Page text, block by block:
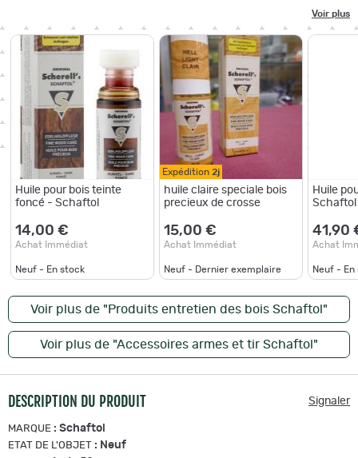
Voir plus
Huile pour bois teinte
foncé - Schaftol
14,00 €
Achat Immédiat
Neuf - En stock
Expédition 2j
huile claire speciale bois
precieux de crosse
15,00 €
Achat Immédiat
Neuf - Dernier exemplaire
Huile
Schaftol
41,90
Achat
Neuf - En
Voir plus de "Produits entretien des bois Schaftol"
Voir plus de "Accessoires armes et tir Schaftol"
DESCRIPTION DU PRODUIT Signaler
MARQUE : Schaftol
ETAT DE L'OBJET : Neuf